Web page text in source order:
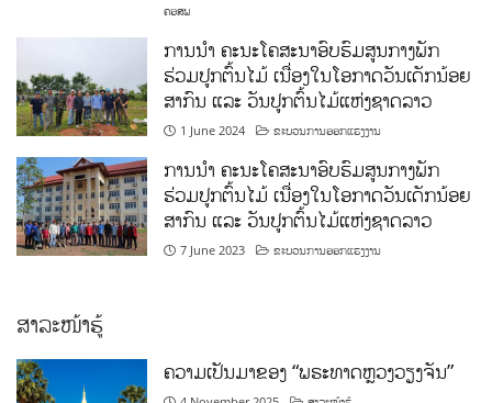
ຄອສພ
ການນໍາ ຄະນະໂຄສະນາອົບຮົມສູນກາງພັກ
ຮ່ວມປູກຕົ້ນໄມ້ ເນື່ອງໃນໂອກາດວັນເດັກນ້ອຍ
ສາກົນ ແລະ ວັນປູກຕົ້ນໄມ້ແຫ່ງຊາດລາວ
1 June 2024 ຂະບວນການອອກແຮງງານ
ການນໍາ ຄະນະໂຄສະນາອົບຮົມສູນກາງພັກ
ຮ່ວມປູກຕົ້ນໄມ້ ເນື່ອງໃນໂອກາດວັນເດັກນ້ອຍ
ສາກົນ ແລະ ວັນປູກຕົ້ນໄມ້ແຫ່ງຊາດລາວ
7 June 2023 ຂະບວນການອອກແຮງງານ
ສາລະໜ້າຮູ້
ຄວາມເປັນມາຂອງ “ພຣະທາດຫຼວງວຽງຈັນ”